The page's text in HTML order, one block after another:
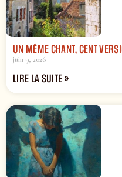
UN MÊME CHANT, CENT
juin 9, 2026
LIRE LA SUITE »